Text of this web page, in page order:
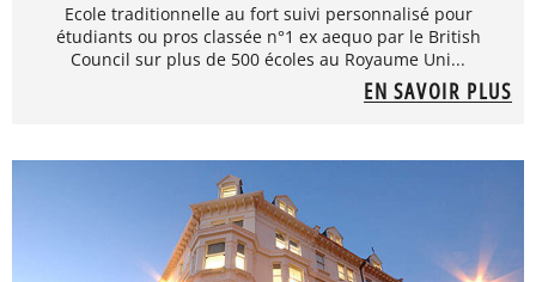
Ecole traditionnelle au fort suivi personnalisé pour
étudiants ou pros classée n°1 ex aequo par le British
Council sur plus de 500 écoles au Royaume Uni...
EN SAVOIR PLUS